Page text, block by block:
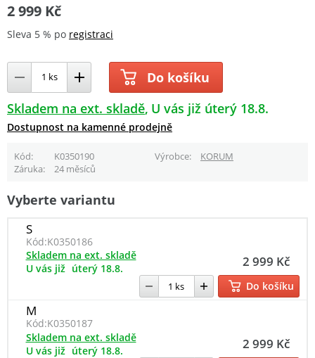
2 999 Kč
Sleva 5 % po registraci
Do košíku
Skladem na ext. skladě U vás již úterý 18.8.
Dostupnost na kamenné prodejně
Kód K0350190 Výrobce
KORUM
Záruka
24 měsíců
Vyberte variantu
S
Kód:K0350186
2 999 Kč
Skladem na ext. skladě
U vás již úterý 18.8.
Do košíku
M
Kód:K0350187
2 999 Kč
Skladem na ext. skladě
U vás již úterý 18.8.